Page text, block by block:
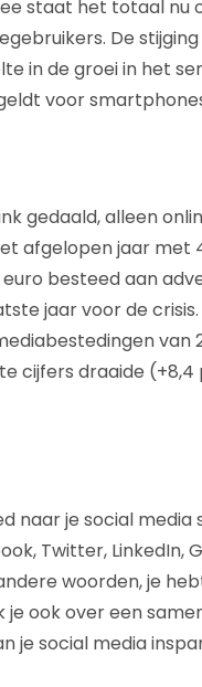
staat het totaal nu
De
in de groei in het
voor
gedaald, alleen
afgelopen jaar met
besteed aan
jaar voor de
van
cijfers draaide
naar je social
Twitter, LinkedIn,
woorden, je
je ook over een
je social media